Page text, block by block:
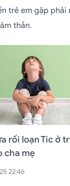
trẻ em gặp phải
thần.
rối loạn Tic ở
cha mẹ
22:46